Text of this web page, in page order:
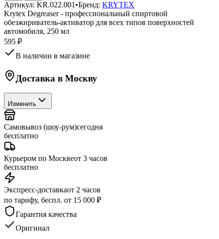
Артикул: KR.022.001 •Бренд: KRYTEX
Krytex Degreaser - профессиональный спиртовой
обезжириватель-активатор для всех типов поверхностей
автомобиля, 250 мл
595 ₽
В наличии в магазине
Доставка в Москву
Изменить
Самовывоз (шоу-рум)сегодня
бесплатно
Курьером по Москвеот 3 часов
бесплатно
Экспресс-доставкаот 2 часов
по тарифу, беспл. от 15 000 ₽
Гарантия качества
Оригинал